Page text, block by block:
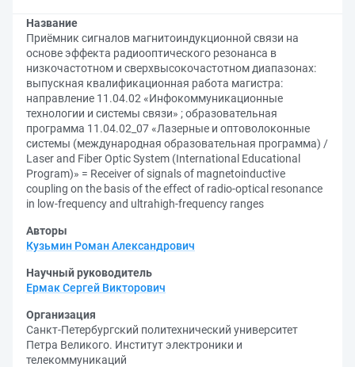
Название
Приёмник сигналов магнитоиндукционной связи на
основе эффекта радиооптического резонанса в
низкочастотном и сверхвысокочастотном диапазонах:
выпускная квалификационная работа магистра:
направление 11.04.02 «Инфокоммуникационные
технологии и системы связи» ; образовательная
программа 11.04.02_07 «Лазерные и оптоволоконные
системы (международная образовательная программа) /
Laser and Fiber Optic System (International Educational
Program)» = Receiver of signals of magnetoinductive
coupling on the basis of the effect of radio-optical resonance
in low-frequency and ultrahigh-frequency ranges
Авторы
Кузьмин Роман Александрович
Научный руководитель
Ермак Сергей Викторович
Организация
Санкт-Петербургский политехнический университет
Петра Великого. Институт электроники и
телекоммуникаций